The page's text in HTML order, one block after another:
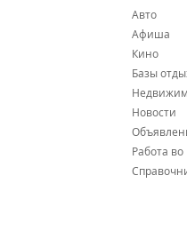
Авто
Афиша
Кино
Базы
Новости
Работа